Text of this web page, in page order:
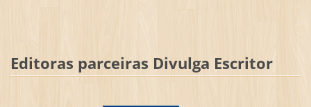
Editoras parceiras Divulga Escritor